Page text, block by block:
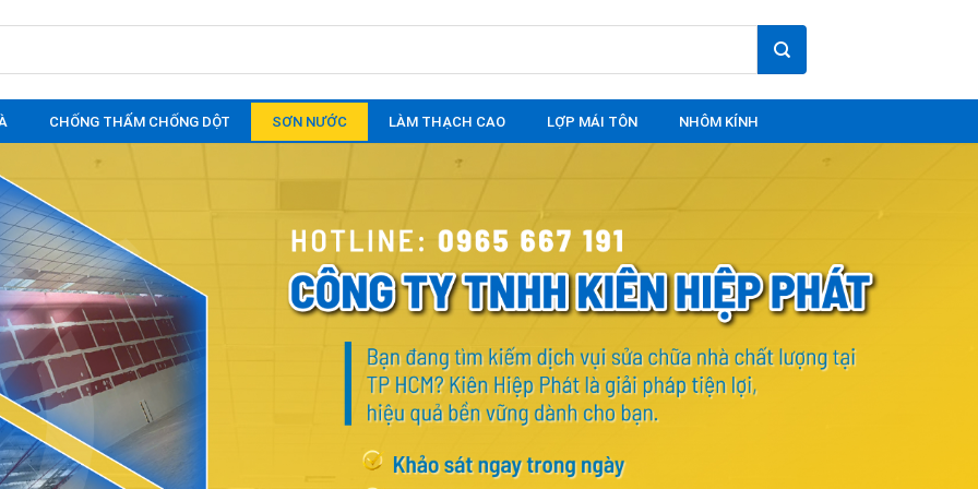
CHỐNG THẤM CHỐNG DỘT SƠN NƯỚC LÀM THẠCH CAO LỢP MÁI TÔN NHÔM KÍNH